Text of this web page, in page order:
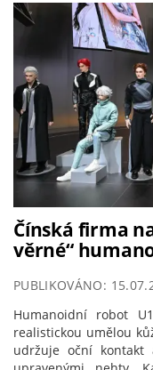
Čínská firma
věrné“
PUBLIKOVÁNO:
Humanoidní robot
realistickou umělou
udržuje oční